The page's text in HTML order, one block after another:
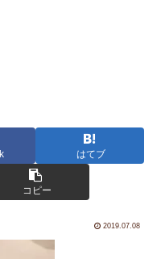
はてブ
コピー
2019.07.08